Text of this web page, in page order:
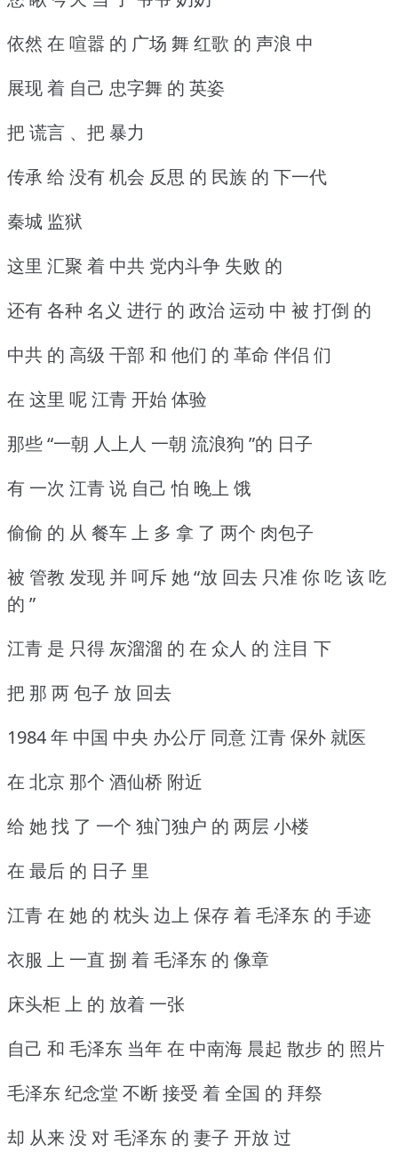
依然 在 喧嚣 的 广场 舞 红歌 的 声浪 中
展现 着 自己 忠字舞 的 英姿
把 谎言 、把 暴力
传承 给 没有 机会 反思 的 民族 的 下一代
秦城 监狱
这里 汇聚 着 中共 党内斗争 失败 的
还有 各种 名义 进行 的 政治 运动 中 被 打倒 的
中共 的 高级 干部 和 他们 的 革命 伴侣 们
在 这里 呢 江青 开始 体验
那些 “一朝 人上人 一朝 流浪狗 ”的 日子
有 一次 江青 说 自己 怕 晚上 饿
偷偷 的 从 餐车 上 多 拿 了 两个 肉包子
被 管教 发现 并 呵斥 她 “放 回去 只准 你 吃 该 吃
的 ”
江青 是 只得 灰溜溜 的 在 众人 的 注目 下
把 那 两 包子 放 回去
1984 年 中国 中央 办公厅 同意 江青 保外 就医
在 北京 那个 酒仙桥 附近
给 她 找 了 一个 独门独户 的 两层 小楼
在 最后 的 日子 里
江青 在 她 的 枕头 边上 保存 着 毛泽东 的 手迹
衣服 上 一直 捌 着 毛泽东 的 像章
床头柜 上 的 放着 一张
自己 和 毛泽东 当年 在 中南海 晨起 散步 的 照片
毛泽东 纪念堂 不断 接受 着 全国 的 拜祭
却 从来 没 对 毛泽东 的 妻子 开放 过